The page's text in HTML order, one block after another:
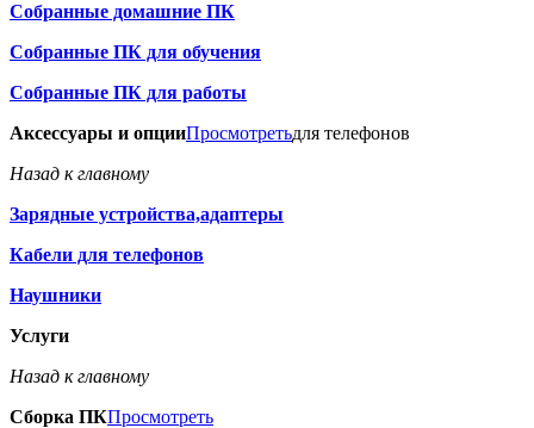
Собранные домашние ПК
Собранные ПК для обучения
Собранные ПК для работы
Аксессуары и опцииПросмотретьдля телефонов
Назад к главному
Зарядные устройства,адаптеры
Кабели для телефонов
Наушники
Услуги
Назад к главному
Сборка ПКПросмотреть